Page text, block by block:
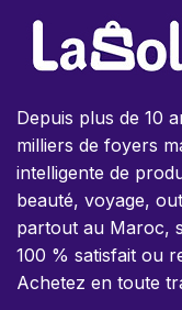
Depuis plus de 10
milliers de foyers
intelligente de
beauté, voyage,
partout au Maroc,
100 % satisfait ou
Achetez en toute